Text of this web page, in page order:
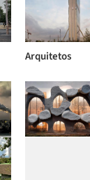
Arquitetos